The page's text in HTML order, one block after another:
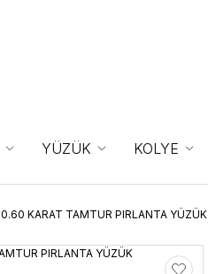
YÜZÜK KOLYE
0.60 KARAT TAMTUR PIRLANTA YÜZÜK